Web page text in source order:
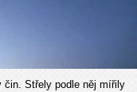
čin. Střely podle něj mířily